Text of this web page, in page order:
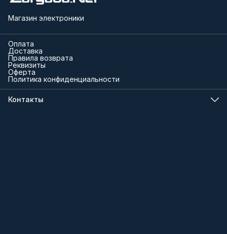
Магазин электроники
Оплата
Доставка
Правила возврата
Реквизиты
Оферта
Политика конфиденциальности
Контакты